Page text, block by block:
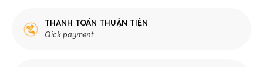
THANH TOÁN THUẬN TIỆN
Qick payment